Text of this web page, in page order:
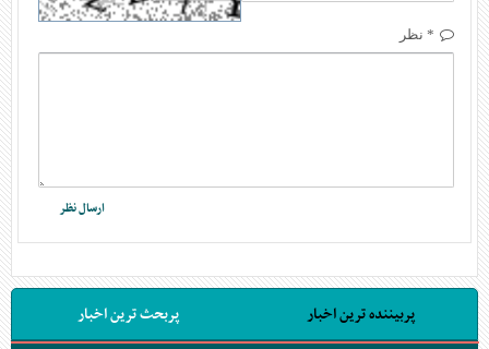
* نظر
پربیننده ترین اخبار پربحث ترین اخبار